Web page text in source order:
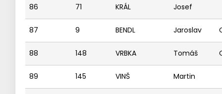
86 71 KRÁL Josef
87 9 BENDL Jaroslav
88 148 VRBKA Tomáš
89 145 VINŠ Martin